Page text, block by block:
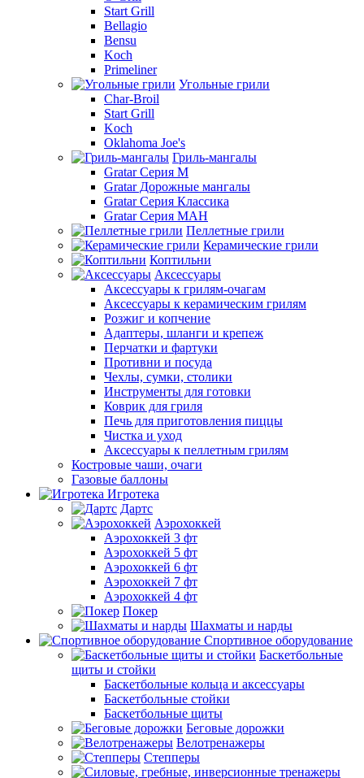
Start Grill
Bellagio
Bensu
Koch
Primeliner
Угольные грили
Char-Broil
Start Grill
Koch
Oklahoma Joe's
Гриль-мангалы
Gratar Серия M
Gratar Дорожные мангалы
Gratar Серия Классика
Gratar Серия МАН
Пеллетные грили
Керамические грили
Коптильни
Аксессуары
Аксессуары к грилям-очагам
Аксессуары к керамическим грилям
Розжиг и копчение
Адаптеры, шланги и крепеж
Перчатки и фартуки
Противни и посуда
Чехлы, сумки, столики
Инструменты для готовки
Коврик для гриля
Печь для приготовления пиццы
Чистка и уход
Аксессуары к пеллетным грилям
Костровые чаши, очаги
Газовые баллоны
Игротека
Дартс
Аэрохоккей
Аэрохоккей 3 фт
Аэрохоккей 5 фт
Аэрохоккей 6 фт
Аэрохоккей 7 фт
Аэрохоккей 4 фт
Покер
Шахматы и нарды
Спортивное оборудование
Баскетбольные
щиты и стойки
Баскетбольные кольца и аксессуары
Баскетбольные стойки
Баскетбольные щиты
Беговые дорожки
Велотренажеры
Степперы